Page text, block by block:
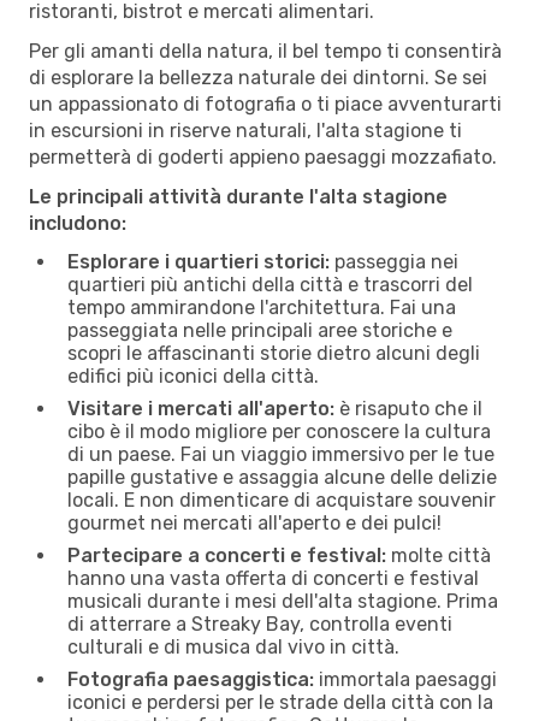
ristoranti, bistrot e mercati alimentari.
Per gli amanti della natura, il bel tempo ti consentirà
di esplorare la bellezza naturale dei dintorni. Se sei
un appassionato di fotografia o ti piace avventurarti
in escursioni in riserve naturali, l'alta stagione ti
permetterà di goderti appieno paesaggi mozzafiato.
Le principali attività durante l'alta stagione
includono:
Esplorare i quartieri storici: passeggia nei
quartieri più antichi della città e trascorri del
tempo ammirandone l'architettura. Fai una
passeggiata nelle principali aree storiche e
scopri le affascinanti storie dietro alcuni degli
edifici più iconici della città.
Visitare i mercati all'aperto: è risaputo che il
cibo è il modo migliore per conoscere la cultura
di un paese. Fai un viaggio immersivo per le tue
papille gustative e assaggia alcune delle delizie
locali. E non dimenticare di acquistare souvenir
gourmet nei mercati all'aperto e dei pulci!
Partecipare a concerti e festival: molte città
hanno una vasta offerta di concerti e festival
musicali durante i mesi dell'alta stagione. Prima
di atterrare a Streaky Bay, controlla eventi
culturali e di musica dal vivo in città.
Fotografia paesaggistica: immortala paesaggi
iconici e perdersi per le strade della città con la